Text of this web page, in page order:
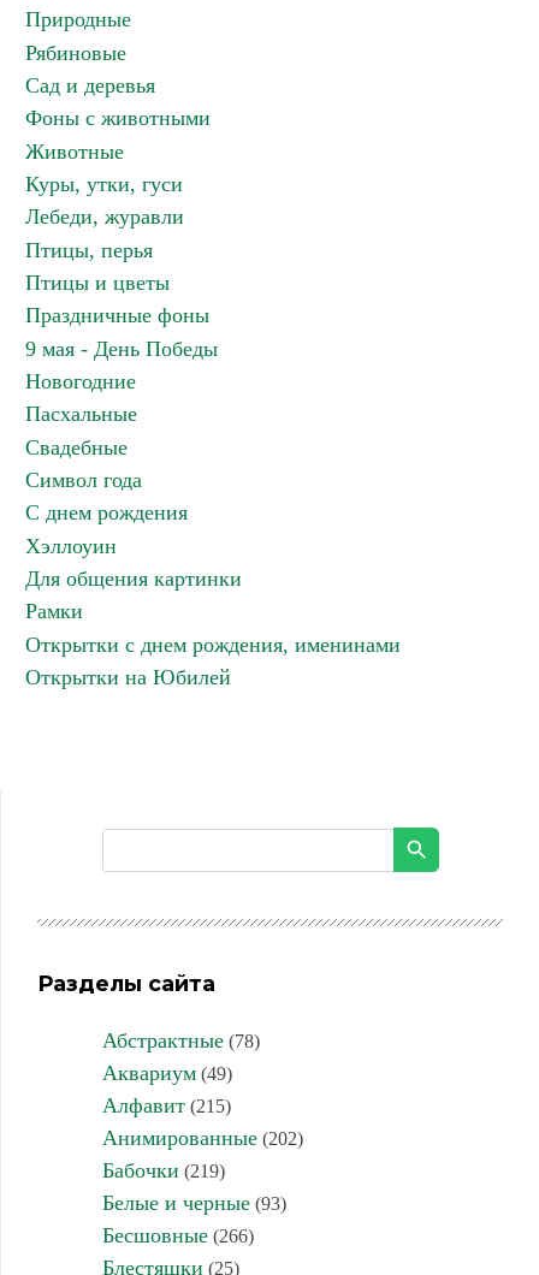
Природные
Рябиновые
Сад и деревья
Фоны с животными
Животные
Куры, утки, гуси
Лебеди, журавли
Птицы, перья
Птицы и цветы
Праздничные фоны
9 мая - День Победы
Новогодние
Пасхальные
Свадебные
Символ года
С днем рождения
Хэллоуин
Для общения картинки
Рамки
Открытки с днем рождения, именинами
Открытки на Юбилей
Разделы сайта
Абстрактные(78)
Аквариум(49)
Алфавит(215)
Анимированные(202)
Бабочки (219)
Белые и черные(93)
Бесшовные(266)
Блестяшки (25)